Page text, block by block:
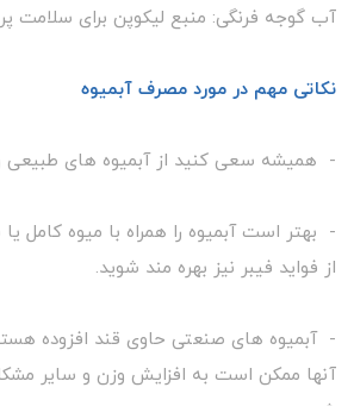
آب گوجه فرنگی: منبع لیکوپن برای سلامت
نکاتی مهم در مورد مصرف آبمیوه
- همیشه سعی کنید از آبمیوه های طبیعی و
- بهتر است آبمیوه را همراه با میوه کامل
از فواید فیبر نیز بهره مند شوید.
- آبمیوه های صنعتی حاوی قند افزوده
آنها ممکن است به افزایش وزن و سایر